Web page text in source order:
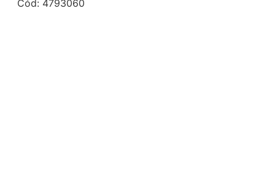
Cód: 4793060